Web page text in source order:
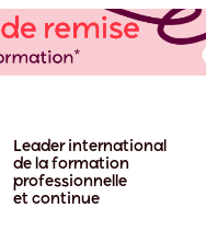
Leader international
de la formation
professionnelle
et continue
pour exploiter
Objectifs